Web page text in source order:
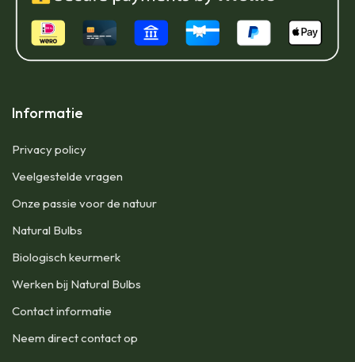
Informatie
Privacy policy
Veelgestelde vragen
Onze passie voor de natuur
Natural Bulbs
Biologisch keurmerk
Werken bij Natural Bulbs
Contact informatie
Neem direct contact op